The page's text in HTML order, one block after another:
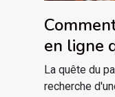
en ligne
?
La quête du
recherche